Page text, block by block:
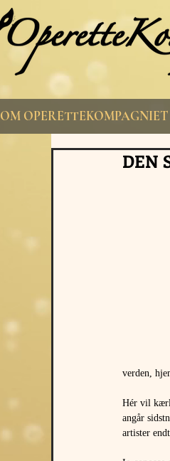
OM OPERETTEKOMPAGNIET
DEN
verden,
Hér vil
angår
artister